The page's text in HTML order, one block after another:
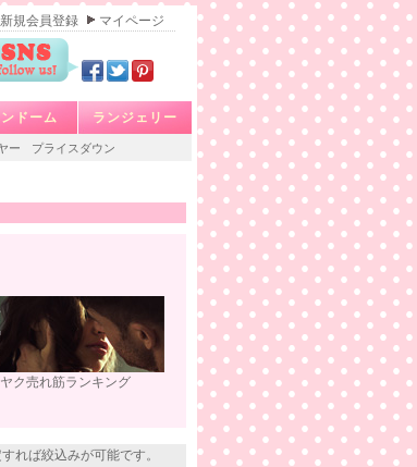
新規会員登録 マイページ
ンドーム ランジェリー
ー プライスダウン
ク売れ筋ランキング
れば絞込みが可能です。